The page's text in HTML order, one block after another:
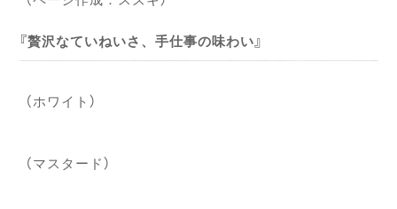
贅沢なていねいさ、手仕事の味わい
（ホワイト）
（マスタード）